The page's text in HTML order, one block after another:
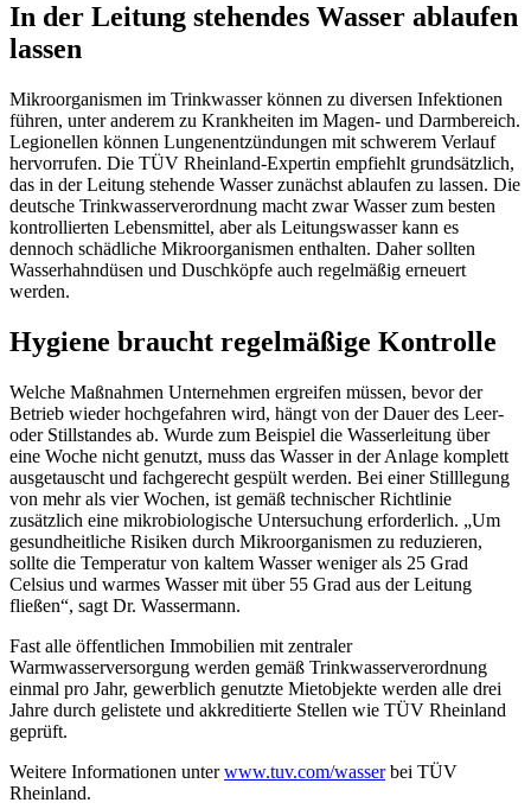
In der Leitung stehendes Wasser ablaufen
lassen
Mikroorganismen im Trinkwasser können zu diversen Infektionen
führen, unter anderem zu Krankheiten im Magen- und Darmbereich.
Legionellen können Lungenentzündungen mit schwerem Verlauf
hervorrufen. Die TÜV Rheinland-Expertin empfiehlt grundsätzlich,
das in der Leitung stehende Wasser zunächst ablaufen zu lassen. Die
deutsche Trinkwasserverordnung macht zwar Wasser zum besten
kontrollierten Lebensmittel, aber als Leitungswasser kann es
dennoch schädliche Mikroorganismen enthalten. Daher sollten
Wasserhahndüsen und Duschköpfe auch regelmäßig erneuert
werden.
Hygiene braucht regelmäßige Kontrolle
Welche Maßnahmen Unternehmen ergreifen müssen, bevor der
Betrieb wieder hochgefahren wird, hängt von der Dauer des Leer-
oder Stillstandes ab. Wurde zum Beispiel die Wasserleitung über
eine Woche nicht genutzt, muss das Wasser in der Anlage komplett
ausgetauscht und fachgerecht gespült werden. Bei einer Stilllegung
von mehr als vier Wochen, ist gemäß technischer Richtlinie
zusätzlich eine mikrobiologische Untersuchung erforderlich. „Um
gesundheitliche Risiken durch Mikroorganismen zu reduzieren,
sollte die Temperatur von kaltem Wasser weniger als 25 Grad
Celsius und warmes Wasser mit über 55 Grad aus der Leitung
fließen“, sagt Dr. Wassermann.
Fast alle öffentlichen Immobilien mit zentraler
Warmwasserversorgung werden gemäß Trinkwasserverordnung
einmal pro Jahr, gewerblich genutzte Mietobjekte werden alle drei
Jahre durch gelistete und akkreditierte Stellen wie TÜV Rheinland
geprüft.
Weitere Informationen unterwww.tuv.com/wasserbei TÜV
Rheinland.